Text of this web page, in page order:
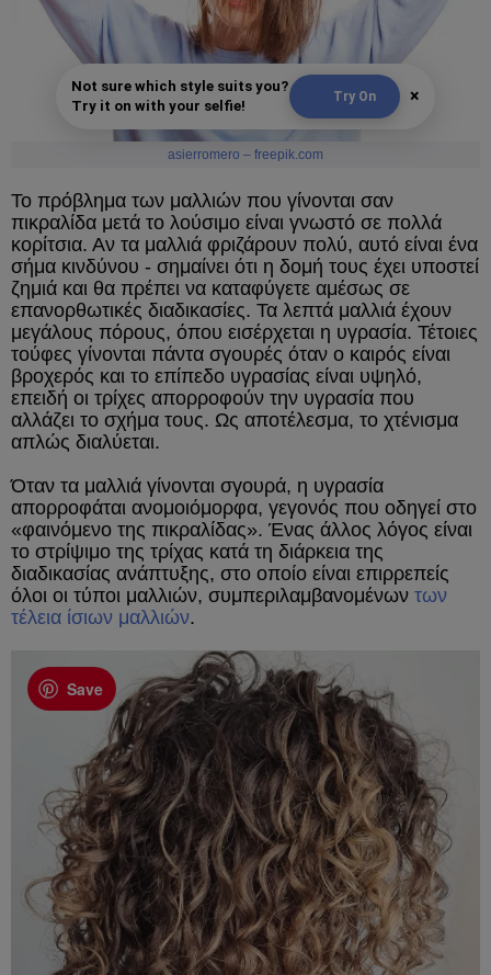
Not sure which style suits you?
Try it on with your selfie!
Try On ×
asierromero – freepik.com
Το πρόβλημα των μαλλιών που γίνονται σαν
πικραλίδα μετά το λούσιμο είναι γνωστό σε πολλά
κορίτσια. Αν τα μαλλιά φριζάρουν πολύ, αυτό είναι ένα
σήμα κινδύνου - σημαίνει ότι η δομή τους έχει υποστεί
ζημιά και θα πρέπει να καταφύγετε αμέσως σε
επανορθωτικές διαδικασίες. Τα λεπτά μαλλιά έχουν
μεγάλους πόρους, όπου εισέρχεται η υγρασία. Τέτοιες
τούφες γίνονται πάντα σγουρές όταν ο καιρός είναι
βροχερός και το επίπεδο υγρασίας είναι υψηλό,
επειδή οι τρίχες απορροφούν την υγρασία που
αλλάζει το σχήμα τους. Ως αποτέλεσμα, το χτένισμα
απλώς διαλύεται.
Όταν τα μαλλιά γίνονται σγουρά, η υγρασία
απορροφάται ανομοιόμορφα, γεγονός που οδηγεί στο
«φαινόμενο της πικραλίδας». Ένας άλλος λόγος είναι
το στρίψιμο της τρίχας κατά τη διάρκεια της
διαδικασίας ανάπτυξης, στο οποίο είναι επιρρεπείς
όλοι οι τύποι μαλλιών, συμπεριλαμβανομένων των
τέλεια ίσιων μαλλιών.
Save